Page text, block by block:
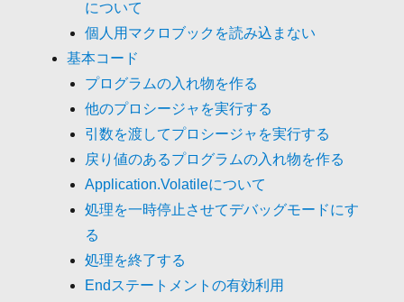
について
個人用マクロブックを読み込まない
基本コード
プログラムの入れ物を作る
他のプロシージャを実行する
引数を渡してプロシージャを実行する
戻り値のあるプログラムの入れ物を作る
Application.Volatileについて
処理を一時停止させてデバッグモードにす
る
処理を終了する
Endステートメントの有効利用